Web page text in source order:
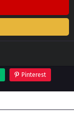
Pinterest